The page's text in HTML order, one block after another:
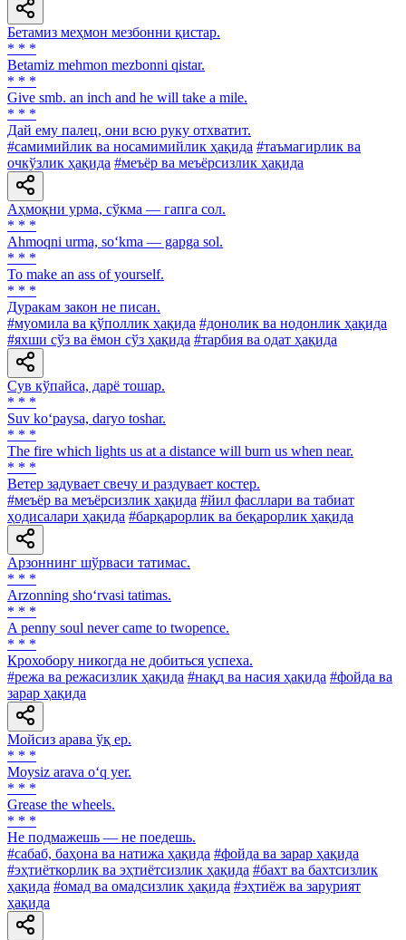
Бетамиз меҳмон мезбонни қистар.
* * *
Betamiz mehmon mezbonni qistar.
* * *
Give smb. an inch and he will take a mile.
* * *
Дай ему палец, они всю руку отхватит.
#самимийлик ва носамимийлик ҳақида #таъмагирлик ва
очкўзлик ҳақида #меъёр ва меъёрсизлик ҳақида
Аҳмоқни урма, сўкма — гапга сол.
* * *
Ahmoqni urma, so‘kma — gapga sol.
* * *
To make an ass of yourself.
* * *
Дуракам закон не писан.
#муомила ва қўполлик ҳақида #донолик ва нодонлик ҳақида
#яхши сўз ва ёмон сўз ҳақида #тарбия ва одат ҳақида
Сув кўпайса, дарё тошар.
* * *
Suv ko‘paysa, daryo toshar.
* * *
The fire which lights us at a distance will burn us when near.
* * *
Ветер задувает свечу и раздувает костер.
#меъёр ва меъёрсизлик ҳақида #йил фасллари ва табиат
ҳодисалари ҳақида #барқарорлик ва беқарорлик ҳақида
Арзоннинг шўрваси татимас.
* * *
Arzonning sho‘rvasi tatimas.
* * *
A penny soul never came to twopence.
* * *
Крохобору никогда не добиться успеха.
#режа ва режасизлик ҳақида #нақд ва насия ҳақида #фойда ва
зарар ҳақида
Мойсиз арава ўқ ер.
* * *
Moysiz arava o‘q yer.
* * *
Grease the wheels.
* * *
He подмажешь — не поедешь.
#сабаб, баҳона ва натижа ҳақида #фойда ва зарар ҳақида
#эҳтиёткорлик ва эҳтиётсизлик ҳақида #бахт ва бахтсизлик
ҳақида #омад ва омадсизлик ҳақида #эҳтиёж ва зарурият
ҳақида